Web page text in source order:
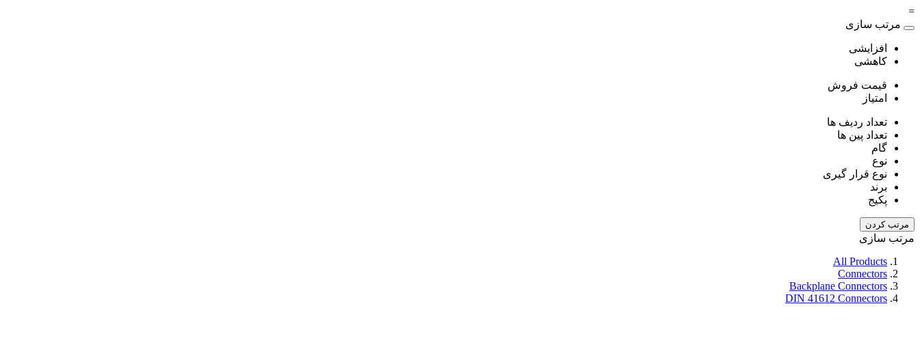
=
مرتب سازی
افزایشی
کاهشی
قیمت فروش
امتیاز
تعداد ردیف ها
تعداد پین ها
گام
نوع
نوع قرار گیری
برند
پکیج
مرتب کردن
مرتب سازی
All Products
Connectors
Backplane Connectors
DIN 41612 Connectors